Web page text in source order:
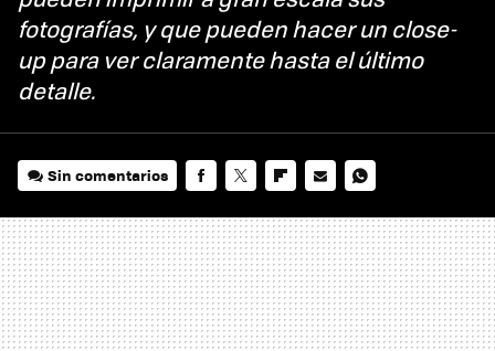
fotografías, y que pueden hacer un close-
up para ver claramente hasta el último
detalle.
Sin comentarios
MAIL